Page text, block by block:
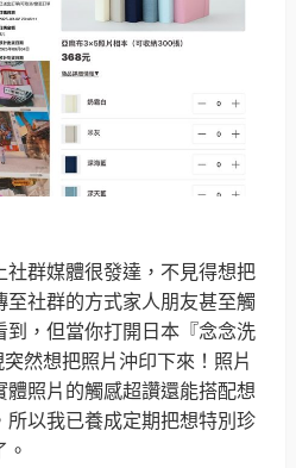
社群媒體很發達，不見得想把
至社群的方式家人朋友甚至觸
到，但當你打開日本『念念洗
然想把照片沖印下來！照片
照片的觸感超讚還能搭配想
所以我已養成定期把想特別珍